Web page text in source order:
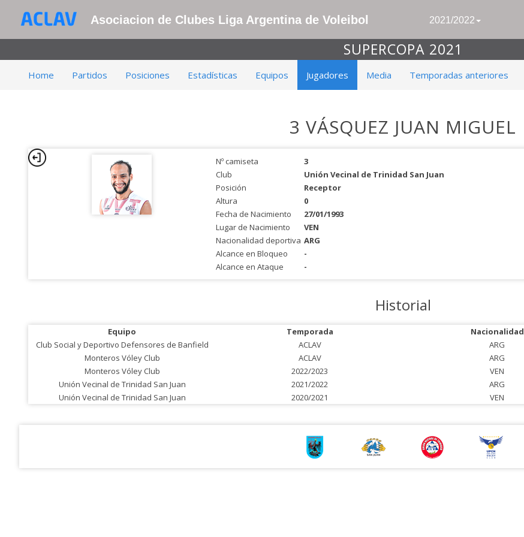
Asociacion de Clubes Liga Argentina de Voleibol 2021/2022
SUPERCOPA 2021
Home Partidos Posiciones Estadísticas Equipos Jugadores Media Temporadas anteriores
3 VÁSQUEZ JUAN MIGUEL
Nº camiseta
3
Club
Unión Vecinal de Trinidad San Juan
Posición
Receptor
Altura
0
Fecha de Nacimiento
27/01/1993
Lugar de Nacimiento
VEN
Nacionalidad deportiva ARG
Alcance en Bloqueo
-
Alcance en Ataque
-
Historial
Equipo Temporada Nacionalidad
Club Social y Deportivo Defensores de Banfield
ACLAV
ARG
Monteros Vóley Club
ACLAV
ARG
Monteros Vóley Club
2022/2023
VEN
Unión Vecinal de Trinidad San Juan
2021/2022
ARG
Unión Vecinal de Trinidad San Juan
2020/2021 VEN